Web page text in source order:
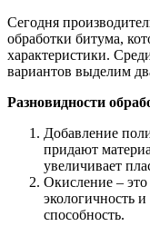
Сегодня
обработки битума,
характеристики.
вариантов выделим
Разновидности
Добавление
придают
увеличивает
Окисление –
экологичность
способность.